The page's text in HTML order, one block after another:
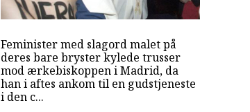
Feminister med slagord malet på
deres bare bryster kylede trusser
mod ærkebiskoppen i Madrid, da
han i aftes ankom til en gudstjeneste
i den c...